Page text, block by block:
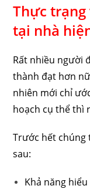
Thực
tại nhà
Rất nhiều người
thành đạt hơn
nhiên mới chỉ
hoạch cụ thể thì
Trước hết chúng
sau:
Khả năng